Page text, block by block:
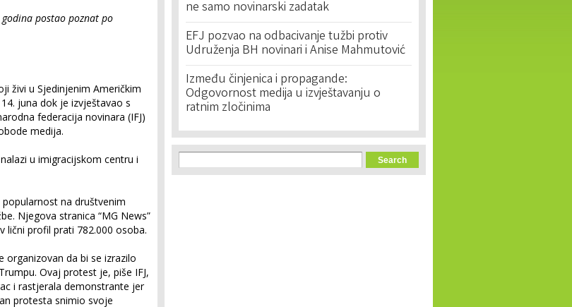
postao poznat po
živi u Sjedinjenim Američkim
juna dok je izvještavao s
federacija novinara (IFJ)
medija.
u imigracijskom centru i
na društvenim
Njegova stranica “MG News”
lični profil prati 782.000 osoba.
organizovan da bi se izrazilo
Ovaj protest je, piše IFJ,
i rastjerala demonstrante jer
protesta snimio svoje
ne samo novinarski zadatak
EFJ pozvao na odbacivanje tužbi protiv
Udruženja BH novinari i Anise Mahmutović
Između činjenica i propagande:
Odgovornost medija u izvještavanju o
ratnim zločinima
Search form
Search